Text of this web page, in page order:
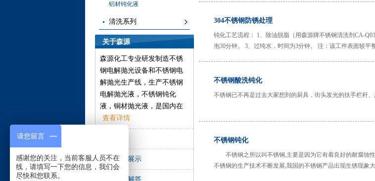
铝材钝化液
清洗系列
关于森源
森源化工专业研发制造不锈
钢电解抛光设备和不锈钢电
解抛光生产线，生产不锈钢
电解抛光液，不锈钢钝化
液，铜材抛光液，是国内在
不锈钢、铜材等金属材料表
面处理行业的先导之一，森
的产品，以帮助工厂解决在
金属表面处理方面遇到的实
查看详情
厂房设备展示
常见问题解答
304不锈钢防锈处理
钝化工艺流程： 1、除油脱脂（用森源牌不锈钢清洗剂CA-
泡30分钟。 3、过纯水，时间为3分钟。 注：该工件表面较平
不锈钢酸洗钝化
不锈钢已不再是过去大家想到的厨具，街头发光的扶手栏杆
不锈钢钝化
不锈钢之所以叫不锈钢,主要是因为它有着良好的耐腐蚀
不锈钢的生产技术不断发展,我国的不锈钢产品出现生锈现象大
请您留言
感谢您的关注，当前客服人员不在
线，请填写一下您的信息，我们会
尽快和您联系。